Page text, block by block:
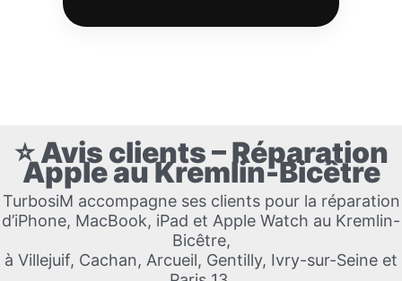
⭐ Avis clients – Réparation
Apple au Kremlin-Bicêtre
TurbosiM accompagne ses clients pour la réparation
d’iPhone, MacBook, iPad et Apple Watch au Kremlin-
Bicêtre,
à Villejuif, Cachan, Arcueil, Gentilly, Ivry-sur-Seine et